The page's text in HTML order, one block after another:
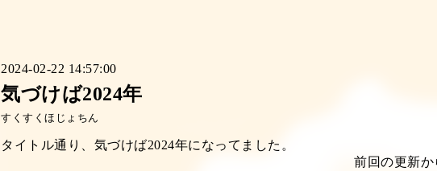
2024-02-22 14:57:00
気づけば2024年
すくすくほじょちん
タイトル通り、気づけば2024年になってま
前回の更新からかなり